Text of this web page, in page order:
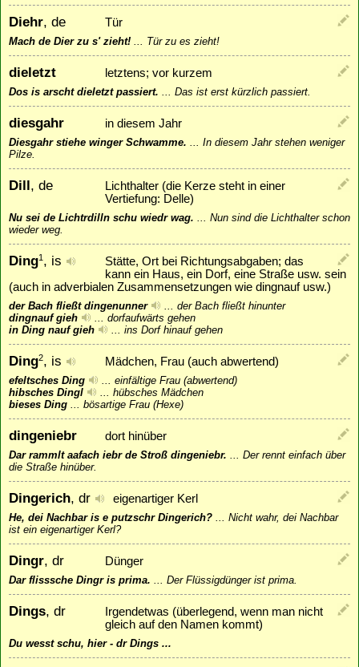
Diehr, de Tür
Mach de Dier zu s' zieht! Tür zu es zieht!
dieletzt letztens; vor kurzem
Dos is arscht dieletzt passiert. Das ist erst kürzlich passiert.
diesgahr in diesem Jahr
Diesgahr stiehe winger Schwamme.
In diesem Jahr stehen weniger
Pilze.
Dill, de
Lichthalter (die Kerze steht in einer
Vertiefung: Delle)
Nu sei de Lichtrdilln schu wiedr wag.
Nun sind die Lichthalter schon
wieder weg.
Ding1 , is
Stätte, Ort bei Richtungsabgaben; das
kann ein Haus, ein Dorf, eine Straße usw. sein
(auch in adverbialen Zusammensetzungen wie dingnauf usw.)
der Bach fließt dingenunner
der Bach fließt hinunter
dingnauf gieh
dorfaufwärts gehen
in Ding nauf gieh
ins Dorf hinauf gehen
Ding2, is Mädchen, Frau (auch abwertend)
efeltsches Ding
einfältige Frau (abwertend)
hibsches Dingl
hübsches Mädchen
bieses Ding
bösartige Frau (Hexe)
dingeniebr dort hinüber
Dar rammlt aafach iebr de Stroß dingeniebr.
Der rennt einfach über
die Straße hinüber.
Dingerich, dr eigenartiger Kerl
He, dei Nachbar is e putzschr Dingerich?
Nicht wahr, dei Nachbar
ist ein eigenartiger Kerl?
Dingr, dr Dünger
Dar flisssche Dingr is prima. Der Flüssigdünger ist prima.
Dings, dr
Irgendetwas (überlegend, wenn man nicht
gleich auf den Namen kommt)
Du wesst schu, hier - dr Dings ...